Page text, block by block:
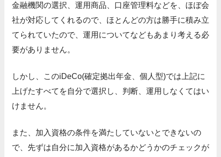
金融機関の選択、運用商品、口座管理料などを、ほぼ会
社が対応してくれるので、ほとんどの方は勝手に積み立
てられていたので、運用についてなどもあまり考える必
要がありません。
しかし、このiDeCo(確定拠出年金、個人型)では上記に
上げたすべてを自分で選択し、判断、運用しなくてはい
けません。
また、加入資格の条件を満たしていないとできないの
で、先ずは自分に加入資格があるかどうかのチェックが